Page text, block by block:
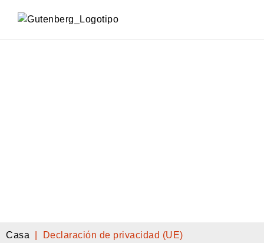
Casa Declaración de privacidad (UE)